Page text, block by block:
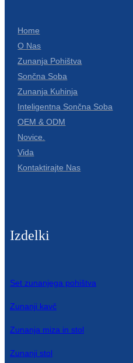
Home
O Nas
Zunanja Pohištva
Sončna Soba
Zunanja Kuhinja
Inteligentna Sončna Soba
OEM & ODM
Novice.
Vida
Kontaktirajte Nas
Izdelki
Set zunanjega pohištva
Zunanji kavč
Zunanja miza in stol
Zunanji stol